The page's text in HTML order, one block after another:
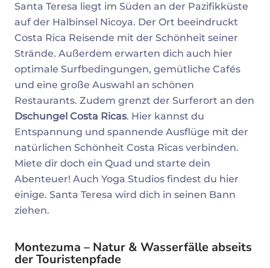
Santa Teresa liegt im Süden an der Pazifikküste
auf der Halbinsel Nicoya. Der Ort beeindruckt
Costa Rica Reisende mit der Schönheit seiner
Strände. Außerdem erwarten dich auch hier
optimale Surfbedingungen, gemütliche Cafés
und eine große Auswahl an schönen
Restaurants. Zudem grenzt der Surferort an den
Dschungel Costa Ricas. Hier kannst du
Entspannung und spannende Ausflüge mit der
natürlichen Schönheit Costa Ricas verbinden.
Miete dir doch ein Quad und starte dein
Abenteuer! Auch Yoga Studios findest du hier
einige. Santa Teresa wird dich in seinen Bann
ziehen.
Montezuma – Natur & Wasserfälle abseits
der Touristenpfade